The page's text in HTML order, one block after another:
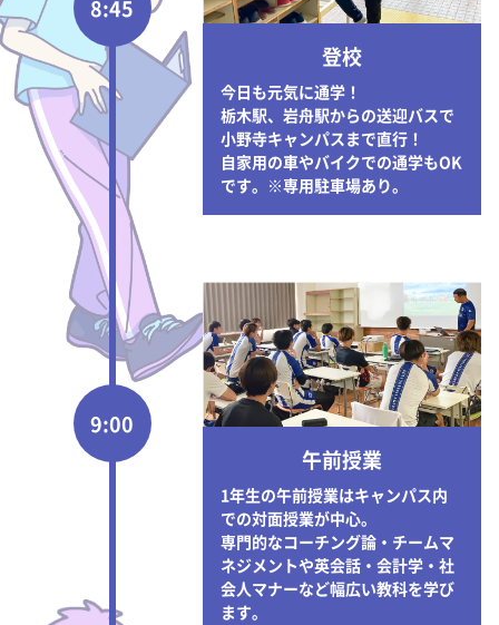
8:45
登校
今日も元気に通学！
栃木駅、岩舟駅からの送迎バスで
小野寺キャンパスまで直行！
自家用の車やバイクでの通学もOK
です。※専用駐車場あり。
9:00
午前授業
1年生の午前授業はキャンパス内
での対面授業が中心。
専門的なコーチング論・チームマ
ネジメントや英会話・会計学・社
会人マナーなど幅広い教科を学び
ます。